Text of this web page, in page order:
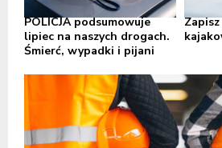
POLICJA podsumowuje
lipiec na naszych drogach.
Śmierć, wypadki i pijani
Zapisz